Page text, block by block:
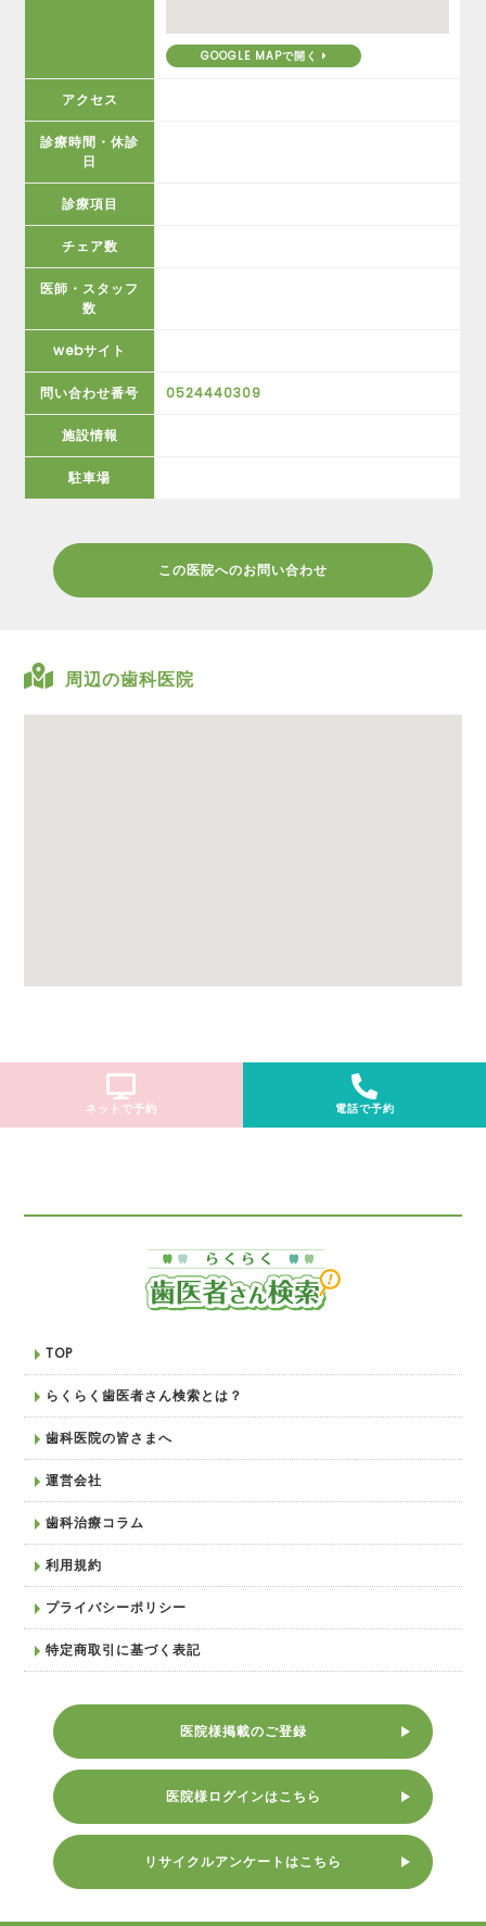
GOOGLE MAPで開く
アクセス
診療時間・休診
日
診療項目
チェア数
医師・スタッフ
数
webサイト
問い合わせ番号 0524440309
施設情報
駐車場
この医院へのお問い合わせ
周辺の歯科医院
ネットで予約 電話で予約
TOP
らくらく歯医者さん検索とは？
歯科医院の皆さまへ
運営会社
歯科治療コラム
利用規約
プライバシーポリシー
特定商取引に基づく表記
医院様掲載のご登録
医院様ログインはこちら
リサイクルアンケートはこちら